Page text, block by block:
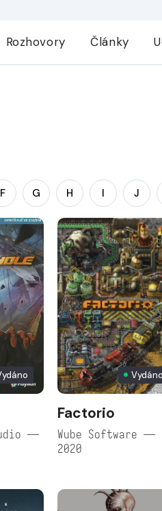
Rozhovory Články
F G H I J
—
Factorio
Wube Software —
2020